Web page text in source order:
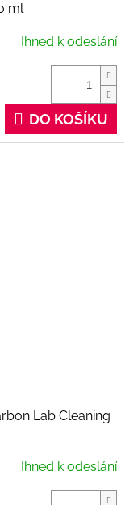
ml
Ihned k odeslání
DO KOŠÍKU
Lab Cleaning
Ihned k odeslání